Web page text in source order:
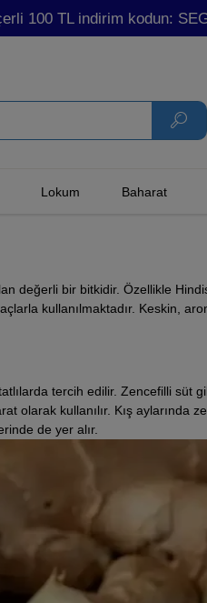
100 TL indirim kodun:
Lokum Baharat
değerli bir bitkidir. Özellikle
kullanılmaktadır. Keskin,
tercih edilir. Zencefilli süt
olarak kullanılır. Kış aylarında
de yer alır.